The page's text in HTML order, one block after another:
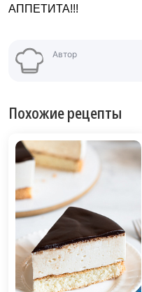
АППЕТИТА!!!
Автор
Похожие рецепты